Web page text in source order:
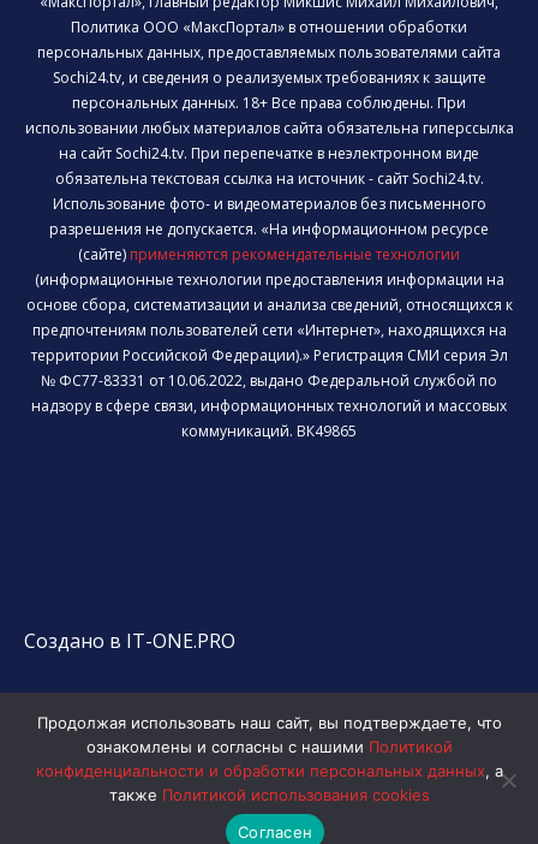
Политика ООО «МаксПортал» в отношении обработки
персональных данных, предоставляемых пользователями сайта
Sochi24.tv, и сведения о реализуемых требованиях к защите
персональных данных. 18+ Все права соблюдены. При
использовании любых материалов сайта обязательна гиперссылка
на сайт Sochi24.tv. При перепечатке в неэлектронном виде
обязательна текстовая ссылка на источник - сайт Sochi24.tv.
Использование фото- и видеоматериалов без письменного
разрешения не допускается. «На информационном ресурсе
(сайте) применяются рекомендательные технологии
(информационные технологии предоставления информации на
основе сбора, систематизации и анализа сведений, относящихся к
предпочтениям пользователей сети «Интернет», находящихся на
территории Российской Федерации).» Регистрация СМИ серия Эл
№ ФС77-83331 от 10.06.2022, выдано Федеральной службой по
надзору в сфере связи, информационных технологий и массовых
коммуникаций. ВК49865
Создано в IT-ONE.PRO
Продолжая использовать наш сайт, вы подтверждаете, что
ознакомлены и согласны с нашими Политикой
конфиденциальности и обработки персональных данных, а
также Политикой использования cookies
Согласен